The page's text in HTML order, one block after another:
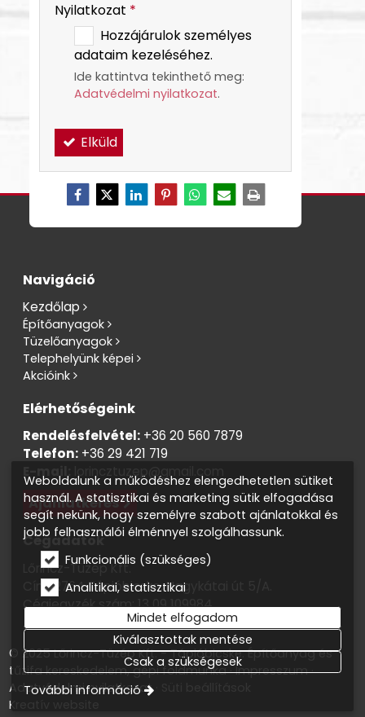
Nyilatkozat *
Hozzájárulok személyes
adataim kezeléséhez.
Ide kattintva tekinthető meg:
Adatvédelmi nyilatkozat.
Elküld
Navigáció
Kezdőlap
Építőanyagok
Tüzelőanyagok
Telephelyünk képei
Akcióink
Elérhetőségeink
Rendelésfelvétel: +36 20 560 7879
Telefon: +36 29 421 719
E-mail: lorincztuzep@gmail.com
Ajánlatkérés
Cégadatok
Lőrincz-Tüzép Kft.
Cím: 2764 Tápióbicske, Nagykátai út 5/A.
Cégjegyzék szám: 13 09 109984
Adószám: 13819138-2-13
© 2025 Lőrincz-Tüzép Kft. - Tápióbicske. Építőanyag és
tűzifa kereskedelem, gépi földmunka Impresszum
Adatvédelmi nyilatkozat
Kreatív website
Weboldalunk a működéshez elengedhetetlen sütiket
használ. A statisztikai és marketing sütik elfogadása
segít nekünk, hogy személyre szabott ajánlatokkal és
jobb felhasználói élménnyel szolgálhassunk.
Funkcionális (szükséges)
Analitikai, statisztikai
Mindet elfogadom
Kiválasztottak mentése
Csak a szükségesek
További információ